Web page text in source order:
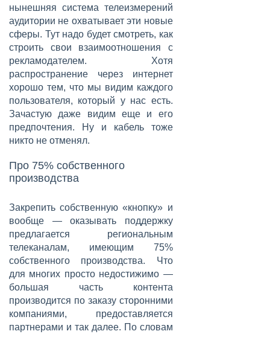
нынешняя система телеизмерений
аудитории не охватывает эти новые
сферы. Тут надо будет смотреть, как
строить свои взаимоотношения с
рекламодателем. Хотя
распространение через интернет
хорошо тем, что мы видим каждого
пользователя, который у нас есть.
Зачастую даже видим еще и его
предпочтения. Ну и кабель тоже
никто не отменял.
Про 75% собственного
производства
Закрепить собственную «кнопку» и
вообще — оказывать поддержку
предлагается региональным
телеканалам, имеющим 75%
собственного производства. Что
для многих просто недостижимо —
большая часть контента
производится по заказу сторонними
компаниями, предоставляется
партнерами и так далее. По словам